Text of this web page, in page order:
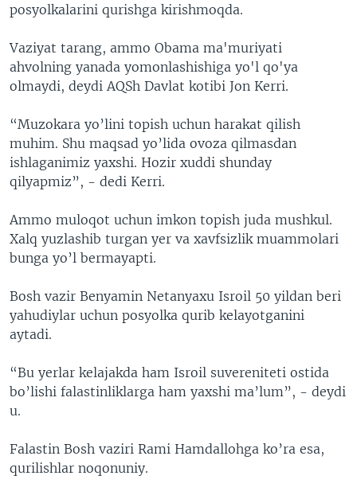
posyolkalarini qurishga kirishmoqda.
Vaziyat tarang, ammo Obama ma'muriyati
ahvolning yanada yomonlashishiga yo'l qo'ya
olmaydi, deydi AQSh Davlat kotibi Jon Kerri.
“Muzokara yo’lini topish uchun harakat qilish
muhim. Shu maqsad yo’lida ovoza qilmasdan
ishlaganimiz yaxshi. Hozir xuddi shunday
qilyapmiz”, - dedi Kerri.
Ammo muloqot uchun imkon topish juda mushkul.
Xalq yuzlashib turgan yer va xavfsizlik muammolari
bunga yo’l bermayapti.
Bosh vazir Benyamin Netanyaxu Isroil 50 yildan beri
yahudiylar uchun posyolka qurib kelayotganini
aytadi.
“Bu yerlar kelajakda ham Isroil suvereniteti ostida
bo’lishi falastinliklarga ham yaxshi ma’lum”, - deydi
u.
Falastin Bosh vaziri Rami Hamdallohga ko’ra esa,
qurilishlar noqonuniy.